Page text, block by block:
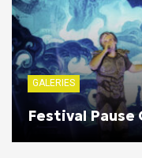
GALERIES
Festival Pause